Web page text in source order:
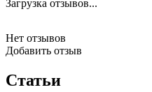
Загрузка отзывов...
Нет отзывов
Добавить отзыв
Статьи